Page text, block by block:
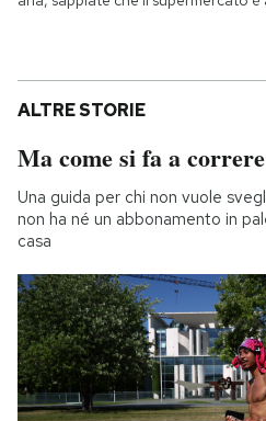
ALTRE STORIE
Ma come si fa a
Una guida per chi non vuole
non ha né un abbonamento in
casa